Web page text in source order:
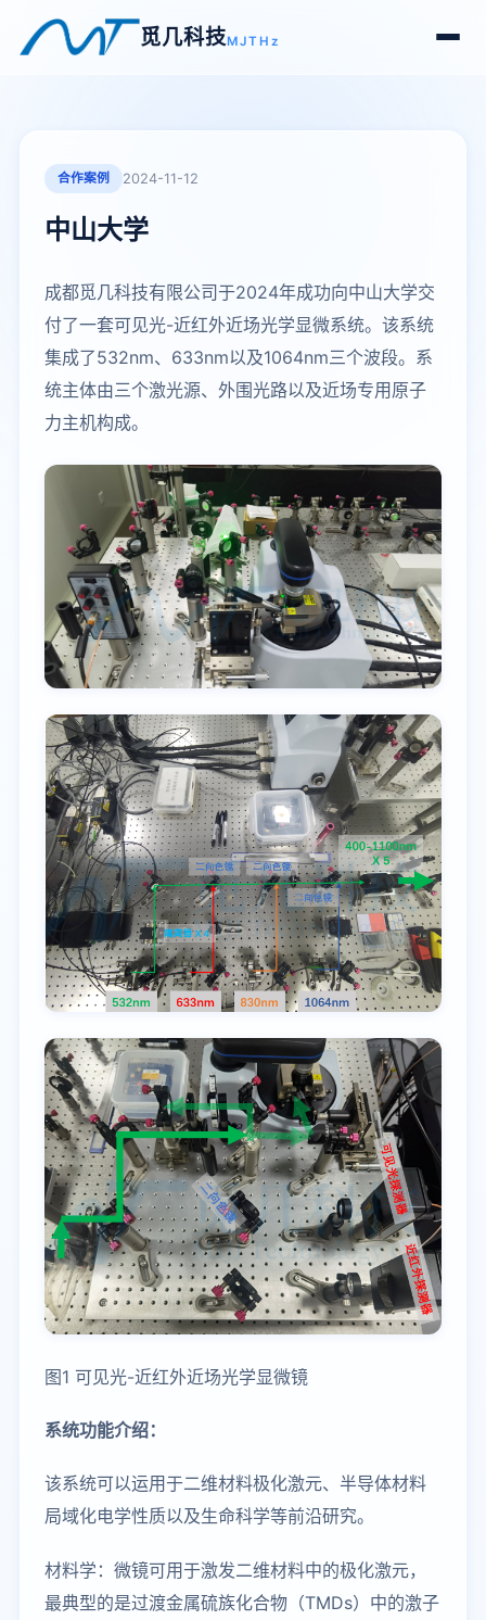
觅几科技MJTHz
合作案例 2024-11-12
中山大学
成都觅几科技有限公司于2024年成功向中山大学交
付了一套可见光-近红外近场光学显微系统。该系统
集成了532nm、633nm以及1064nm三个波段。系
统主体由三个激光源、外围光路以及近场专用原子
力主机构成。
图1 可见光-近红外近场光学显微镜
系统功能介绍：
该系统可以运用于二维材料极化激元、半导体材料
局域化电学性质以及生命科学等前沿研究。
材料学：微镜可用于激发二维材料中的极化激元，
最典型的是过渡金属硫族化合物（TMDs）中的激子